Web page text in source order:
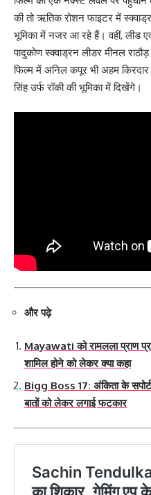
की तो ऋतिक रोशन फाइटर में
भूमिका में नजर आ रहे हैं। वहीं, लीड
पादुकोण स्क्वाड्रन लीडर मीनल राठौड़
फिल्म में अनिल कपूर भी अहम
सिंह उर्फ रॉकी की भूमिका में दिखेंगे।
और पढ़े
Mayawati को रामलला प्राण
शामिल होने को लेकर क्या कहा
Bigg Boss 17: अंकिता के
बातों को लेकर लगाई फटकार